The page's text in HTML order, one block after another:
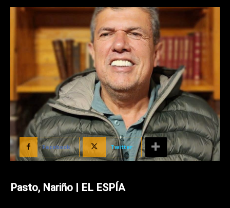
Facebook Twitter
Pasto, Nariño | EL ESPÍA